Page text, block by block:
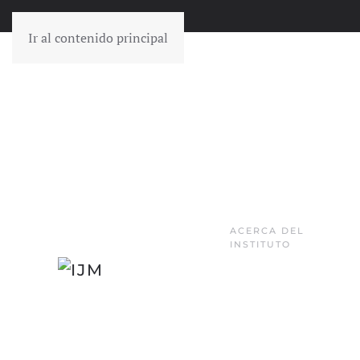
Ir al contenido principal
ACERCA DEL
INSTITUTO